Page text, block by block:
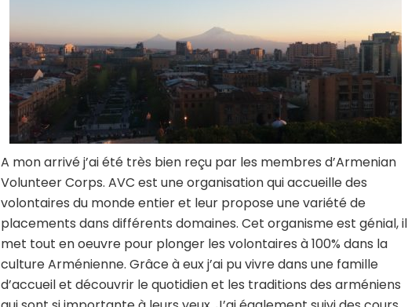
A mon arrivé j’ai été très bien reçu par les membres d’Armenian
Volunteer Corps. AVC est une organisation qui accueille des
volontaires du monde entier et leur propose une variété de
placements dans différents domaines. Cet organisme est génial, il
met tout en oeuvre pour plonger les volontaires à 100% dans la
culture Arménienne. Grâce à eux j’ai pu vivre dans une famille
d’accueil et découvrir le quotidien et les traditions des arméniens